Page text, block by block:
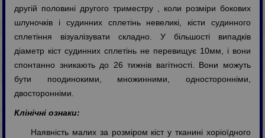
другій половині другого триместру , коли розміри бокових
шлуночків і судинних сплетінь невеликі, кісти судинного
сплетіння візуалізувати складно. У більшості випадків
діаметр кіст судинних сплетінь не перевищує 10мм, і вони
спонтанно зникають до 26 тижнів вагітності. Вони можуть
бути поодинокими, множинними, односторонніми,
двосторонніми.
Клінічні ознаки:
Наявність малих за розміром кіст у тканині хоріоїдного